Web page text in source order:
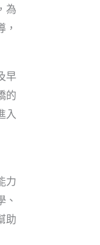
為
早
的
入
力
、
助